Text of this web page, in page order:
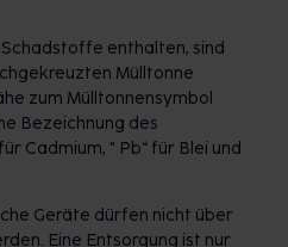
enthalten, sind
Mülltonne
zum Mülltonnensymbol
Bezeichnung des
Cadmium, " Pb“ für Blei und
Geräte dürfen nicht über
Eine Entsorgung ist nur